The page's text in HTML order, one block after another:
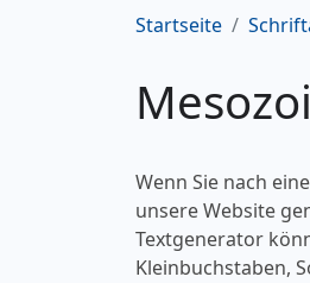
Startseite
Wenn Sie nach
unsere Website
Textgenerator
Kleinbuchstaben,